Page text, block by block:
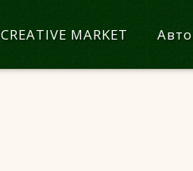
CREATIVE MARKET